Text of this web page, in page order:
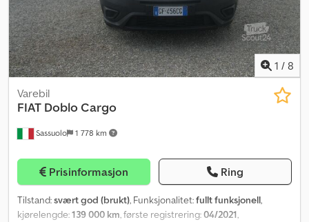
1 / 8
Sassuolo 1 778 km
Varebil
FIAT Doblo Cargo
Prisinformasjon Ring
Tilstand:svært god (brukt), Funksjonalitet:fullt funksjonell,
kjørelengde:139 000 km, første registrering:04/2021,